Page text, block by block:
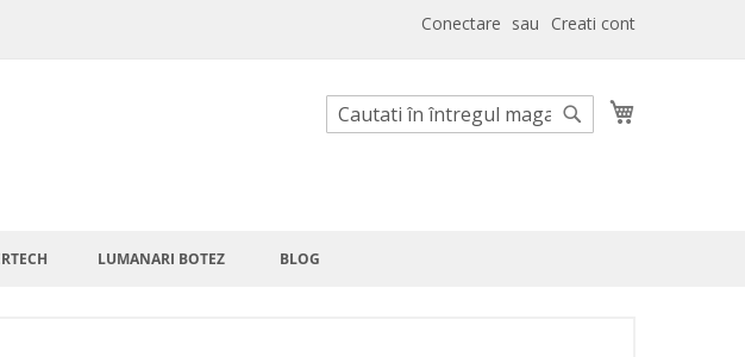
Conectare Creati cont
Cautare
LUMANARI BOTEZ BLOG